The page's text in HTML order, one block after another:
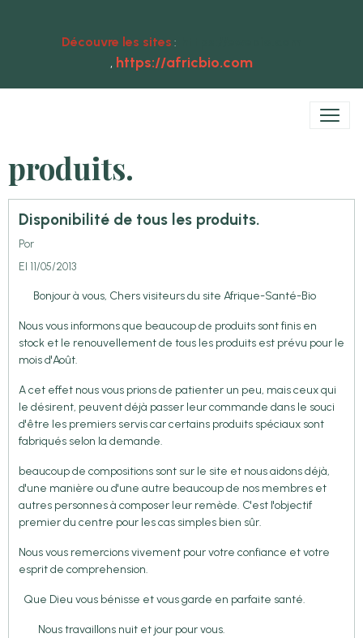
Découvre les sites :
, https://africbio.com
produits.
Disponibilité de tous les produits.
Por
El 11/05/2013
Bonjour à vous, Chers visiteurs du site Afrique-Santé-Bio
Nous vous informons que beaucoup de produits sont finis en
stock et le renouvellement de tous les produits est prévu pour le
mois d'Août.
A cet effet nous vous prions de patienter un peu, mais ceux qui
le désirent, peuvent déjà passer leur commande dans le souci
d'être les premiers servis car certains produits spéciaux sont
fabriqués selon la demande.
beaucoup de compositions sont sur le site et nous aidons déjà,
d'une manière ou d'une autre beaucoup de nos membres et
autres personnes à composer leur remède. C'est l'objectif
premier du centre pour les cas simples bien sûr.
Nous vous remercions vivement pour votre confiance et votre
esprit de comprehension.
Que Dieu vous bénisse et vous garde en parfaite santé.
Nous travaillons nuit et jour pour vous.